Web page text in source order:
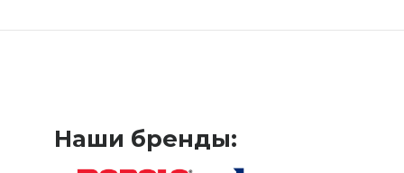
Наши бренды: